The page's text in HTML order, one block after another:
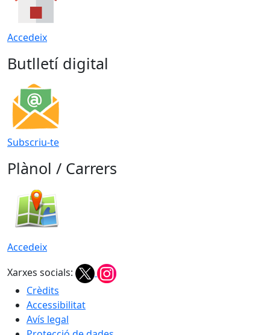
Accedeix
Butlletí digital
Subscriu-te
Plànol / Carrers
Accedeix
Xarxes socials:
Crèdits
Accessibilitat
Avís legal